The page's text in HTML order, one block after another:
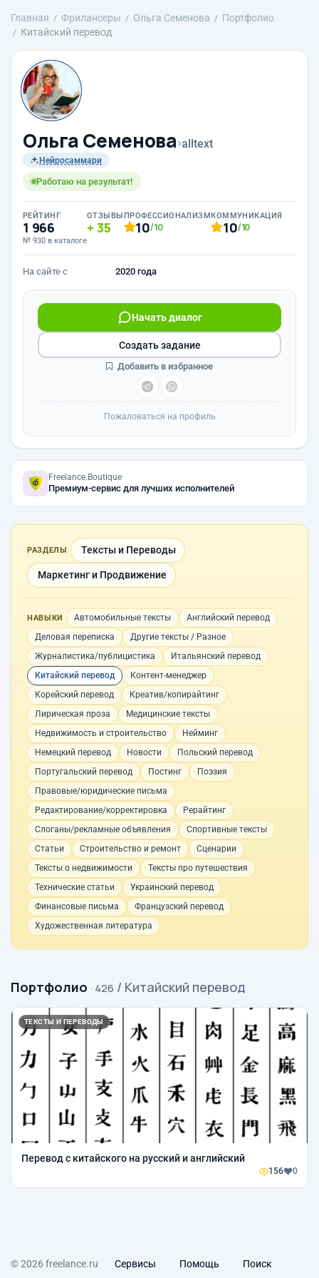
Главная Фрилансеры Ольга Семенова
Портфолио
Китайский перевод
Ольга Семенова›alltext
Нейросаммари
Работаю на результат!
РЕЙТИНГ
1 966
№ 930 в каталоге
ОТЗЫВЫ
35
ПРОФЕССИОНАЛИЗМ
10/10
КОММУНИКАЦИЯ
10/10
На сайте с 2020 года
Начать диалог
Создать задание
Добавить в избранное
Пожаловаться на профиль
Freelance.Boutique
Премиум-сервис для лучших исполнителей
РАЗДЕЛЫ Тексты и Переводы
Маркетинг и Продвижение
НАВЫКИ Автомобильные тексты
Английский перевод
Деловая переписка
Другие тексты / Разное
Журналистика/публицистика
Итальянский перевод
Китайский перевод
Контент-менеджер
Корейский перевод
Креатив/копирайтинг
Лирическая проза
Медицинские тексты
Недвижимость и строительство
Нейминг
Немецкий перевод
Новости
Польский перевод
Португальский перевод
Постинг
Поэзия
Правовые/юридические письма
Редактирование/корректировка
Рерайтинг
Слоганы/рекламные объявления
Спортивные тексты
Статьи
Строительство и ремонт
Сценарии
Тексты о недвижимости
Тексты про путешествия
Технические статьи
Украинский перевод
Финансовые письма
Французский перевод
Художественная литература
Портфолио · 426 / Китайский перевод
ТЕКСТЫ И ПЕРЕВОДЫ
Перевод с китайского на русский и английский
156 0
© 2026 freelance.ru Сервисы Помощь Поиск